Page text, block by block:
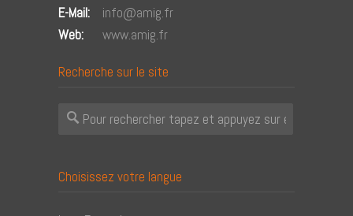
E-Mail:
info@amig.fr
Web:
www.amig.fr
Recherche sur le site
Choisissez votre langue